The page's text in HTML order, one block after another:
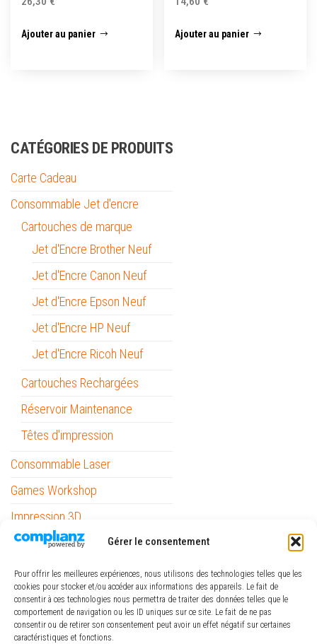
Gérer le consentement
Pour offrir les meilleures expériences, nous utilisons des technologies telles que les
cookies pour stocker et/ou accéder aux informations des appareils. Le fait de
consentir à ces technologies nous permettra de traiter des données telles que le
comportement de navigation ou les ID uniques sur ce site. Le fait de ne pas
consentir ou de retirer son consentement peut avoir un effet négatif sur certaines
caractéristiques et fonctions.
Ajouter au panier Ajouter au panier
CATÉGORIES DE PRODUITS
Carte Cadeau
Consommable Jet d'encre
Cartouches de marque
Jet d'Encre Brother Neuf
Jet d'Encre Canon Neuf
Jet d'Encre Epson Neuf
Jet d'Encre HP Neuf
Jet d'Encre Ricoh Neuf
Cartouches Rechargées
Réservoir Maintenance
Têtes d'impression
Consommable Laser
Games Workshop
Impression 3D
Informatique
Mobilité
Outils
Papeterie / Bureau